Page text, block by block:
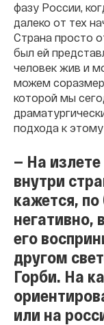
фазу России,
далеко от тех
Страна просто
был ей
человек жив и
можем
которой мы
подхода к
— На излете
внутри
кажется,
негативно,
его
другом
Горби. На
или на